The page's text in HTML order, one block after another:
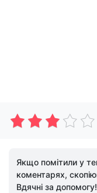
Якщо помітили у
коментарях,
Вдячні за допомогу!